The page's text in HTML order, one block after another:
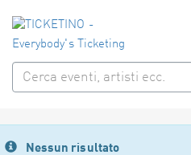
Nessun risultato